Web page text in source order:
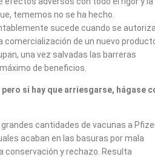
tememos no se ha hecho.
sucede cuando se
de un nuevo
una vez salvadas las barreras
de beneficios.
si hay que arriesgarse, hágase
cantidades de vacunas a
acaban en las basuras por mala
conservación y rechazo. Resulta